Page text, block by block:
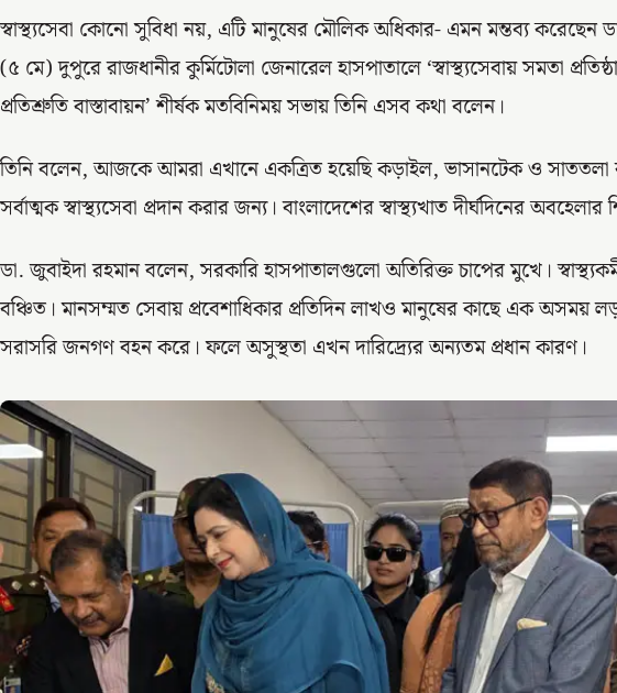
স্বাস্থ্যসেবা কোনো সুবিধা নয়, এটি মানুষের মৌলিক অধিকার- এমন মন্তব্য করেছেন
(৫ মে) দুপুরে রাজধানীর কুর্মিটোলা জেনারেল হাসপাতালে ‘স্বাস্থ্যসেবায় সমতা
প্রতিশ্রুতি বাস্তাবায়ন’ শীর্ষক মতবিনিময় সভায় তিনি এসব কথা বলেন।
তিনি বলেন, আজকে আমরা এখানে একত্রিত হয়েছি কড়াইল, ভাসানটেক ও সাততলা
সর্বাত্মক স্বাস্থ্যসেবা প্রদান করার জন্য। বাংলাদেশের স্বাস্থ্যখাত দীর্ঘদিনের অবহেলার
ডা. জুবাইদা রহমান বলেন, সরকারি হাসপাতালগুলো অতিরিক্ত চাপের মুখে।
বঞ্চিত। মানসম্মত সেবায় প্রবেশাধিকার প্রতিদিন লাখও মানুষের কাছে এক অসময়
সরাসরি জনগণ বহন করে। ফলে অসুস্থতা এখন দারিদ্র্যের অন্যতম প্রধান কারণ।